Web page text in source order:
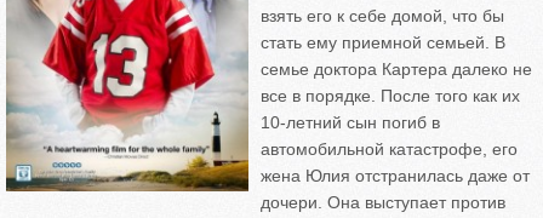
взять его к себе домой, что бы
стать ему приемной семьей. В
семье доктора Картера далеко не
все в порядке. После того как их
10-летний сын погиб в
автомобильной катастрофе, его
жена Юлия отстранилась даже от
дочери. Она выступает против